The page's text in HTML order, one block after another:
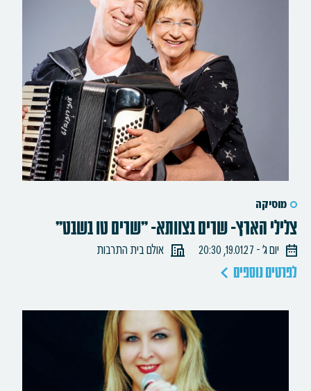
מוסיקה
צלילי הארץ- שרים בצוותא- "שרים טו בשבט"
יום ג׳ - 19.01.27, 20:30 אולם בית התרבות
לפרטים נוספים